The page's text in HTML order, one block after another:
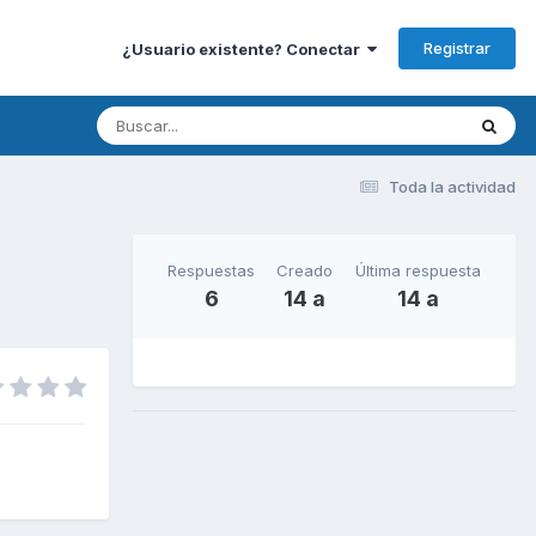
¿Usuario existente? Conectar Registrar
Toda la actividad
Respuestas
6
Creado
14 a
Última respuesta
14 a